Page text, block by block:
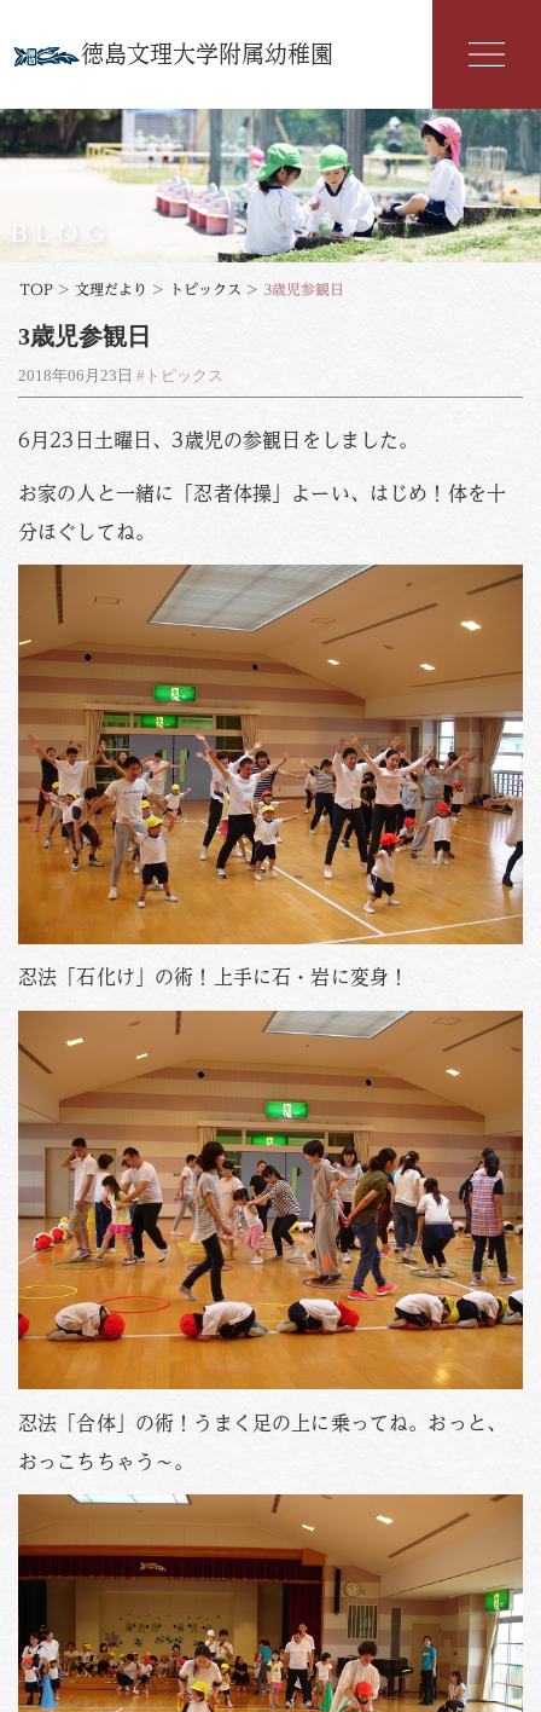
徳島文理大学附属幼稚園
幼稚園紹介
入園案内
年間行事
よくある質問
お知らせ
PHOTO
資料請求
お問い合わせはこちら
Tel.088-653-4941
受付時間
月〜金 / 9:00-18:00
土 / 9:00-12:00
BLOG
TOP > 文理だより > トピックス > 3歳児参観日
3歳児参観日
2018年06月23日 #トピックス
6月23日土曜日、3歳児の参観日をしました。
お家の人と一緒に「忍者体操」よーい、はじめ！体を十
分ほぐしてね。
忍法「石化け」の術！上手に石・岩に変身！
忍法「合体」の術！うまく足の上に乗ってね。おっと、
おっこちちゃう～。